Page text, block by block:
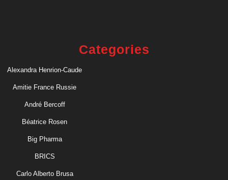
Categories
Alexandra Henrion-Caude
Amitie France Russie
André Bercoff
Béatrice Rosen
Big Pharma
BRICS
Carlo Alberto Brusa